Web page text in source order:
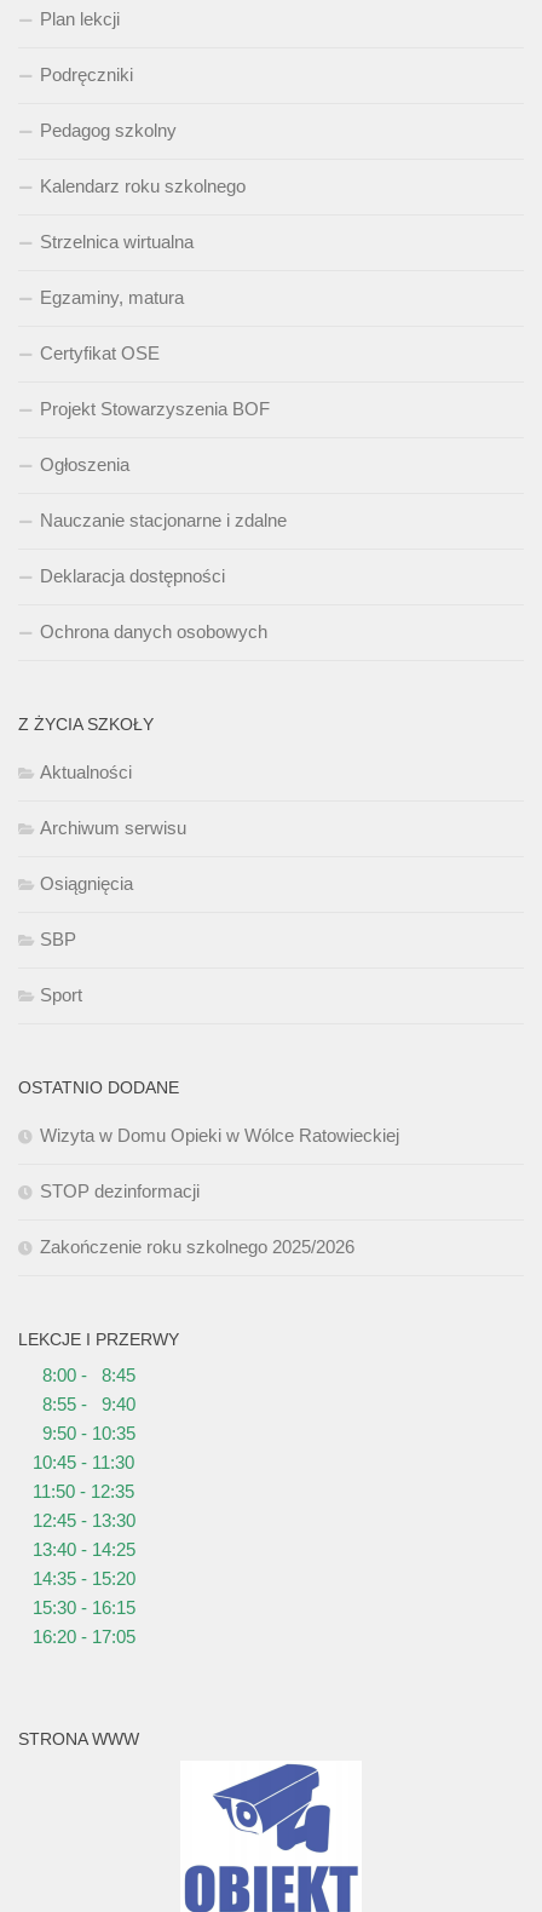
Plan lekcji
Podręczniki
Pedagog szkolny
Kalendarz roku szkolnego
Strzelnica wirtualna
Egzaminy, matura
Certyfikat OSE
Projekt Stowarzyszenia BOF
Ogłoszenia
Nauczanie stacjonarne i zdalne
Deklaracja dostępności
Ochrona danych osobowych
Z ŻYCIA SZKOŁY
Aktualności
Archiwum serwisu
Osiągnięcia
SBP
Sport
OSTATNIO DODANE
Wizyta w Domu Opieki w Wólce Ratowieckiej
STOP dezinformacji
Zakończenie roku szkolnego 2025/2026
LEKCJE I PRZERWY
8:00 - 8:45
8:55 - 9:40
9:50 - 10:35
10:45 - 11:30
11:50 - 12:35
12:45 - 13:30
13:40 - 14:25
14:35 - 15:20
15:30 - 16:15
16:20 - 17:05
STRONA WWW